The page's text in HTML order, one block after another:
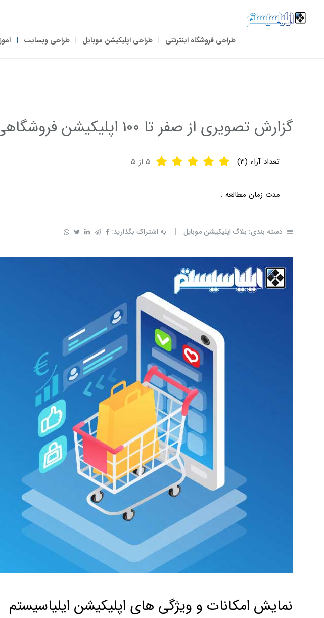
طراحی فروشگاه اینترنتی طراحی اپلیکیشن موبایل طراحی وبسایت
گزارش تصویری از صفر تا 100 اپلیکیشن فروشگاهی ایلیاسیستم
تعداد آراء (3
)
5 از 5
مدت زمان مطالعه :
دسته بندی: بلاگ اپلیکیشن موبایل | به اشتراک بگذارید:
نمایش امکانات و ویژگی های اپلیکیشن ایلیاسیستم